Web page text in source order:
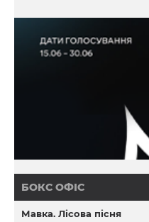
БОКС ОФІС
Мавка. Лісова пісня